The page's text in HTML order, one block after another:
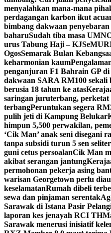
menyalahkan mana-mana
perdagangan karbon ikut
bimbang dakwaan
baharuSudah tiba masa
urus Tabung Haji – KJ
OgosSemarak Bulan
keharmonian kaum
penganjuran F1 Bahrain GP
dakwaan SARA RM100
berusia 18 tahun ke atas
saringan juruterbang, perketat
terbangPeruntukan segera
pulih jeti di Kampung Belukar
himpun 5,500 perwakilan,
‘Cik Man’ anak seni disegani
tanpa subsidi turun 5 sen seliter
guni cetus persoalanCik Man
akibat serangan jantung
permohonan pekerja asing
warisan Georgetown perlu
keselamatanRumah dibeli
sewa dan pinjaman serentak
Sarawak di Istana Pasir
laporan kes jenayah RCI TH
Sarawak menerusi inisiatif